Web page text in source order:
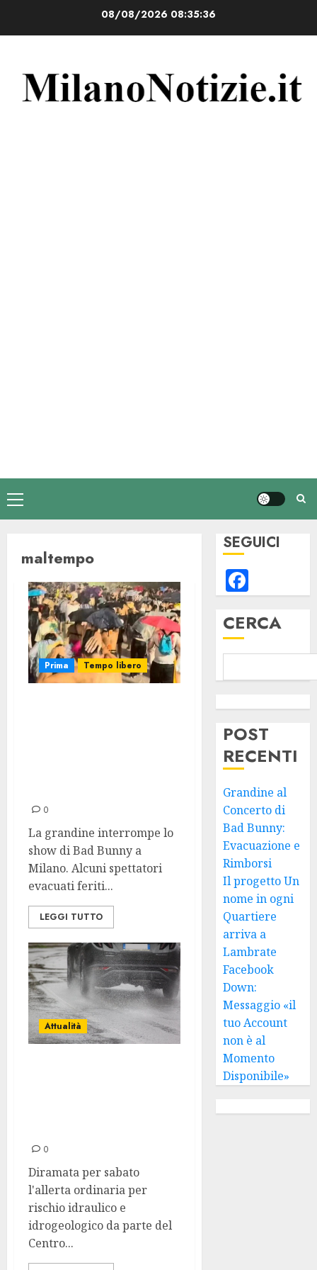
08/08/2026 08:35:36
Menu
principale
maltempo
Prima Tempo libero
0
La grandine interrompe lo
show di Bad Bunny a
Milano. Alcuni spettatori
evacuati feriti...
LEGGI TUTTO
Attualità
0
Diramata per sabato
l'allerta ordinaria per
rischio idraulico e
idrogeologico da parte del
Centro...
SEGUICI
CERCA
POST
RECENTI
Grandine al
Concerto di
Bad Bunny:
Evacuazione e
Rimborsi
Il progetto Un
nome in ogni
Quartiere
arriva a
Lambrate
Facebook
Down:
Messaggio «il
tuo Account
non è al
Momento
Disponibile»